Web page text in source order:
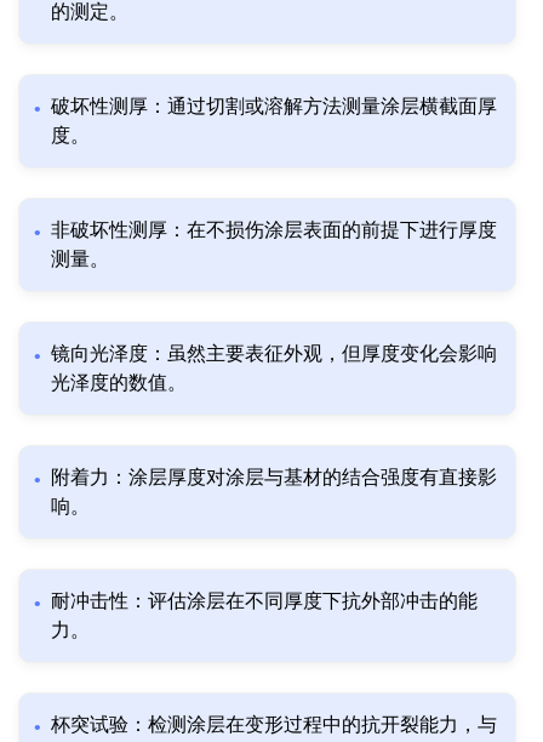
的测定。
破坏性测厚：通过切割或溶解方法测量涂层横截面厚
度。
非破坏性测厚：在不损伤涂层表面的前提下进行厚度
测量。
镜向光泽度：虽然主要表征外观，但厚度变化会影响
光泽度的数值。
附着力：涂层厚度对涂层与基材的结合强度有直接影
响。
耐冲击性：评估涂层在不同厚度下抗外部冲击的能
力。
杯突试验：检测涂层在变形过程中的抗开裂能力，与